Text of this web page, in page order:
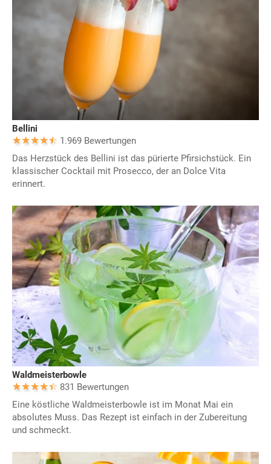
Bellini
1.969 Bewertungen
Das Herzstück des Bellini ist das pürierte Pfirsichstück. Ein
klassischer Cocktail mit Prosecco, der an Dolce Vita
erinnert.
Waldmeisterbowle
831 Bewertungen
Eine köstliche Waldmeisterbowle ist im Monat Mai ein
absolutes Muss. Das Rezept ist einfach in der Zubereitung
und schmeckt.